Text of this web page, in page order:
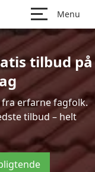
Menu
tilbud på
fra erfarne fagfolk.
tilbud – helt